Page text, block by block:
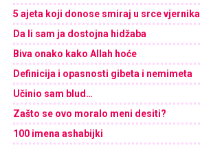
5 ajeta koji donose smiraj u srce vjernika
Da li sam ja dostojna hidžaba
Biva onako kako Allah hoće
Definicija i opasnosti gibeta i nemimeta
Učinio sam blud…
Zašto se ovo moralo meni desiti?
100 imena ashabijki